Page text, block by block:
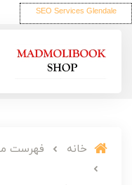
SEO Services Glendale
خانه فهرست